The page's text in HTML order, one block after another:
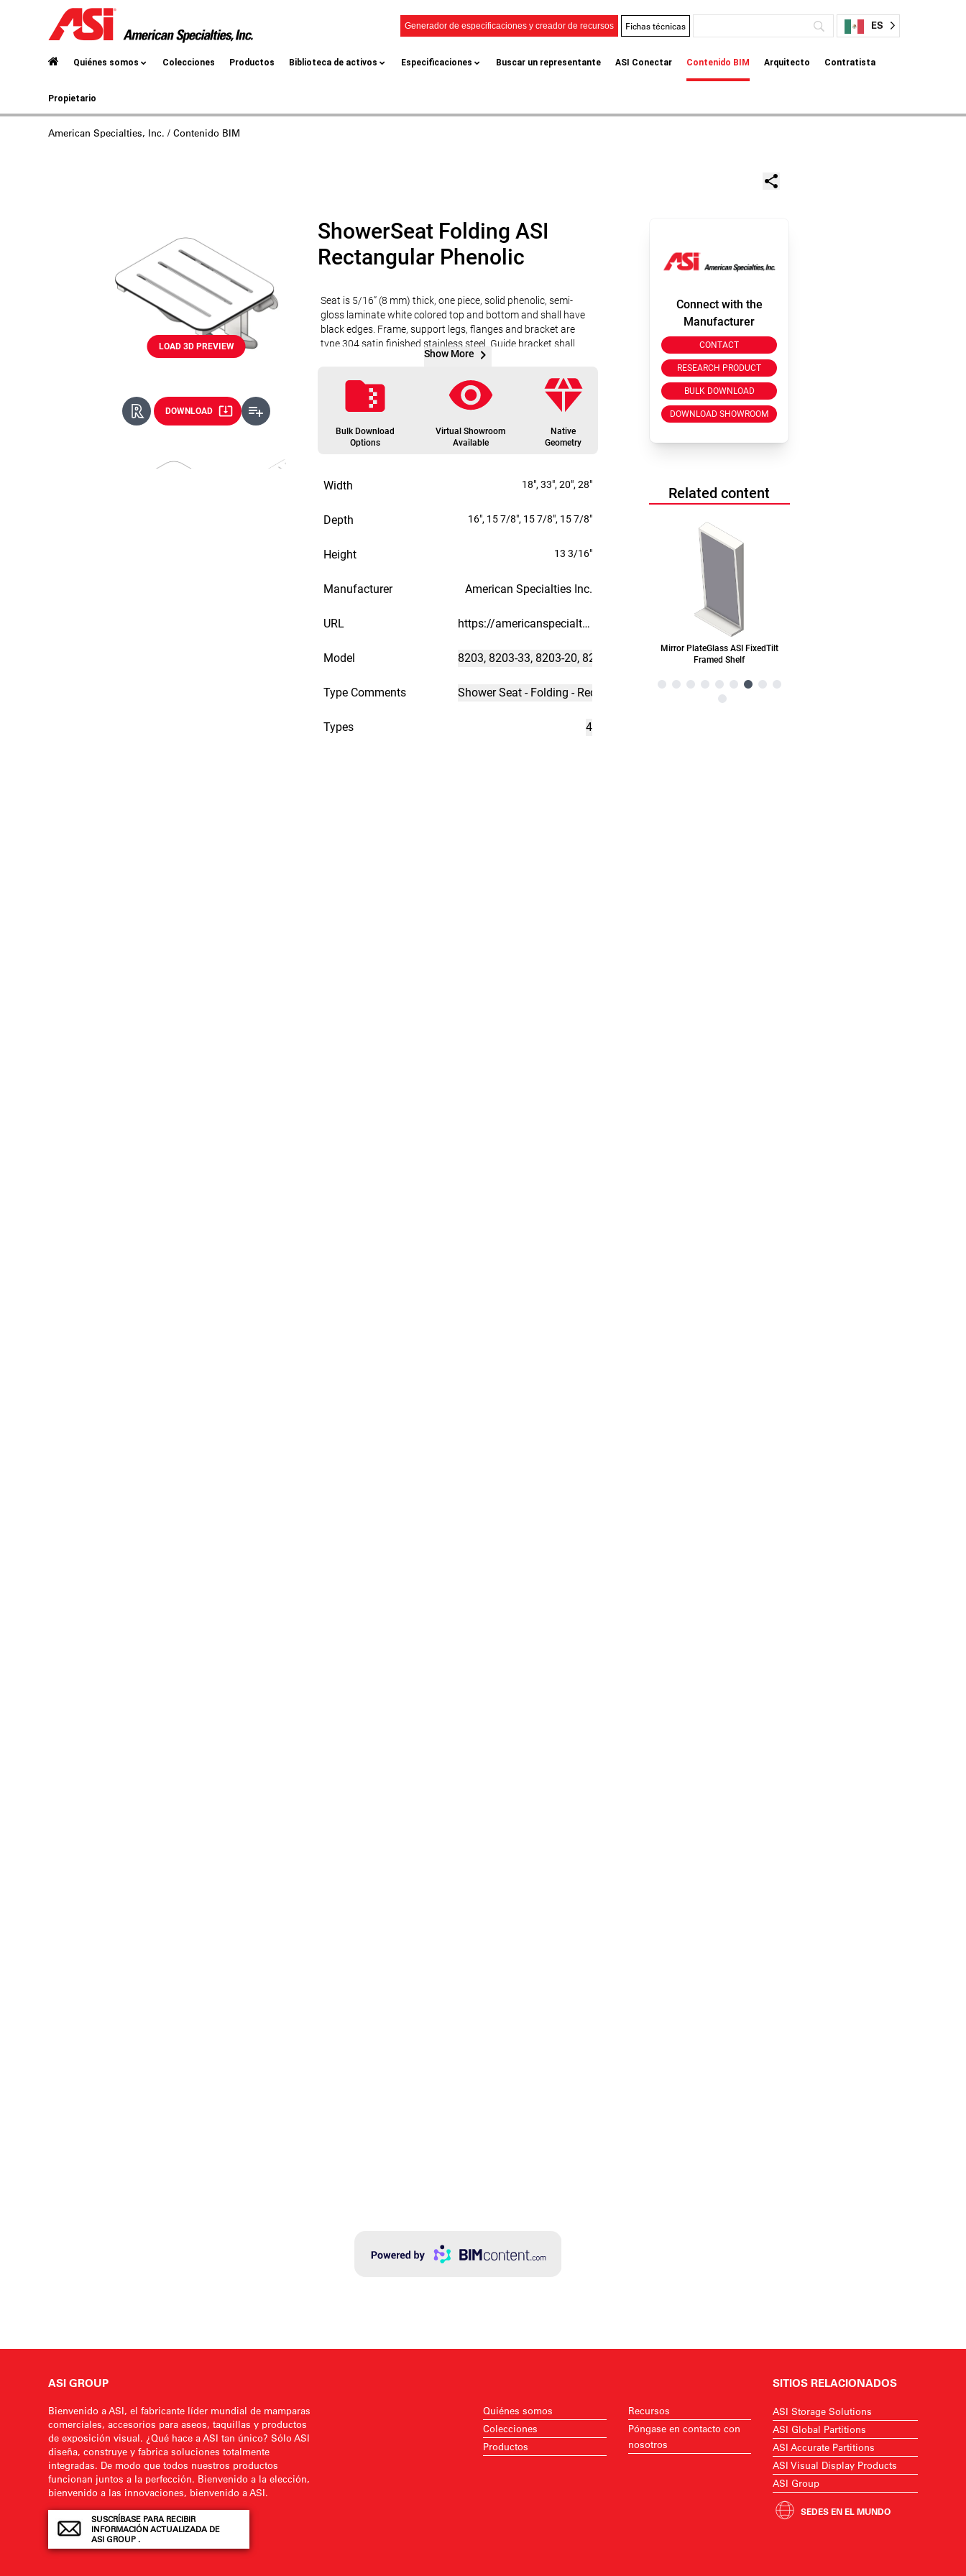
Generador de especificaciones y creador de recursos Fichas técnicas ES
Quiénes somos Colecciones Productos Biblioteca de activos Especificaciones Buscar un representante ASI Conectar Contenido BIM Arquitecto Contratista
Propietario
American Specialties, Inc. / Contenido BIM
ASI GROUP
Bienvenido a ASI, el fabricante líder mundial de mamparas
comerciales, accesorios para aseos, taquillas y productos
de exposición visual. ¿Qué hace a ASI tan único? Sólo ASI
diseña, construye y fabrica soluciones totalmente
integradas. De modo que todos nuestros productos
funcionan juntos a la perfección. Bienvenido a la elección,
bienvenido a las innovaciones, bienvenido a ASI.
SUSCRÍBASE PARA RECIBIR
INFORMACIÓN ACTUALIZADA DE
ASI GROUP .
Quiénes somos
Colecciones
Productos
Recursos
Póngase en contacto con
nosotros
SITIOS RELACIONADOS
ASI Storage Solutions
ASI Global Partitions
ASI Accurate Partitions
ASI Visual Display Products
ASI Group
SEDES EN EL MUNDO